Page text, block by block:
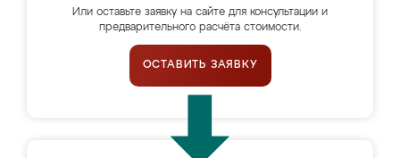
Или оставьте заявку на сайте для консультации и
предварительного расчёта стоимости.
ОСТАВИТЬ ЗАЯВКУ